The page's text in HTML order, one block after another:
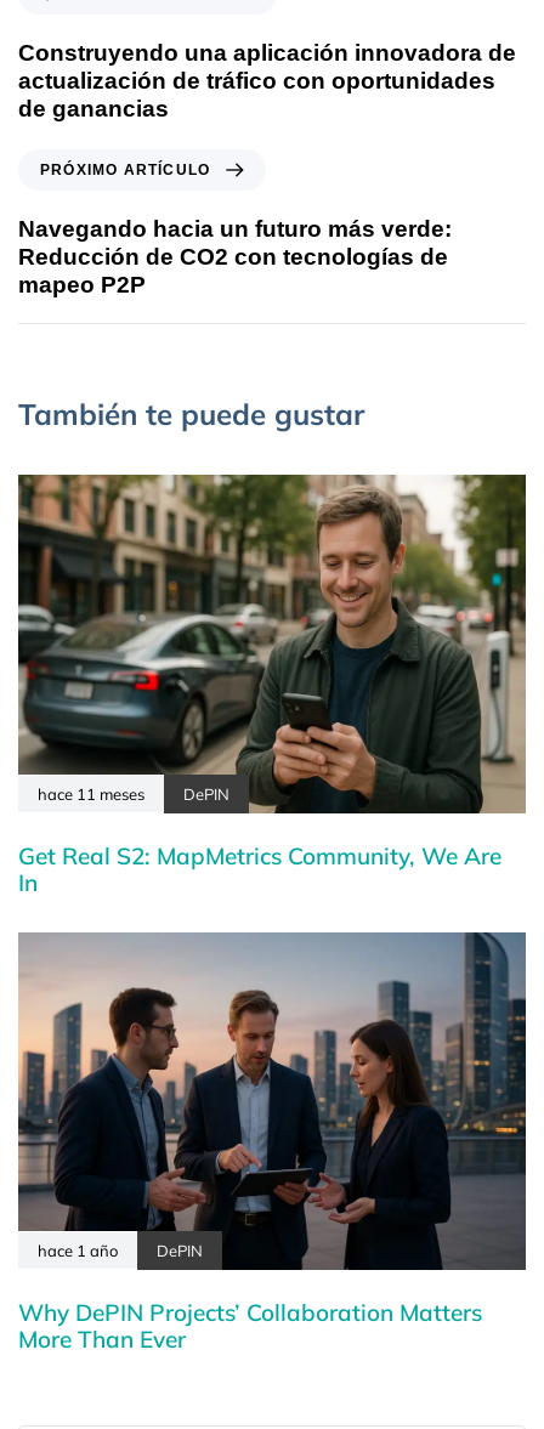
Construyendo una aplicación innovadora de
actualización de tráfico con oportunidades
de ganancias
PRÓXIMO ARTÍCULO
Navegando hacia un futuro más verde:
Reducción de CO2 con tecnologías de
mapeo P2P
También te puede gustar
hace 11 meses DePIN
Get Real S2: MapMetrics Community, We Are
In
hace 1 año DePIN
Why DePIN Projects’ Collaboration Matters
More Than Ever